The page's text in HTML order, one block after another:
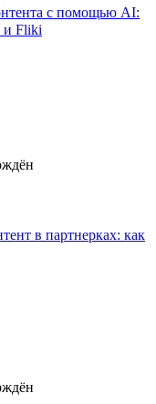
с помощью AI:
и Fliki
в партнерках: как